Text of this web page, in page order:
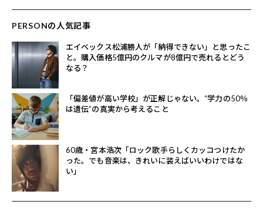
PERSONの人気記事
エイベックス松浦勝人が「納得できない」と思ったこ
と。購入価格5億円のクルマが8億円で売れるとどう
なる？
「偏差値が高い学校」が正解じゃない。“学力の50％
は遺伝”の真実から考えること
60歳・宮本浩次「ロック歌手らしくカッコつけたか
った。でも音楽は、きれいに装えばいいわけではな
い」